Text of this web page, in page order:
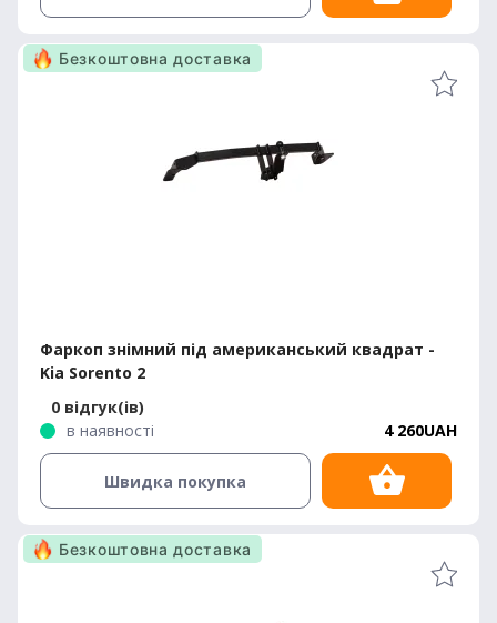
Фаркоп знімний під американський квадрат -
Kia Sorento 2
0 відгук(ів)
в наявності
4 260UAH
Безкоштовна доставка
Швидка покупка
Безкоштовна доставка